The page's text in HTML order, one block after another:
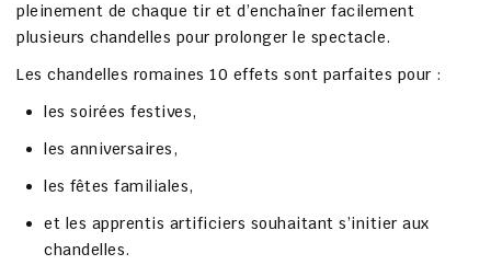
pleinement de chaque tir et d’enchaîner facilement
plusieurs chandelles pour prolonger le spectacle.
Les chandelles romaines 10 effets sont parfaites pour :
les soirées festives,
les anniversaires,
les fêtes familiales,
et les apprentis artificiers souhaitant s’initier aux
chandelles.